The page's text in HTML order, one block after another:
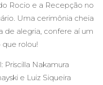
Rocio e a Recepção no
Uma cerimônia cheia
de alegria, confere aí um
rolou!
Priscilla Nakamura
e Luiz Siqueira